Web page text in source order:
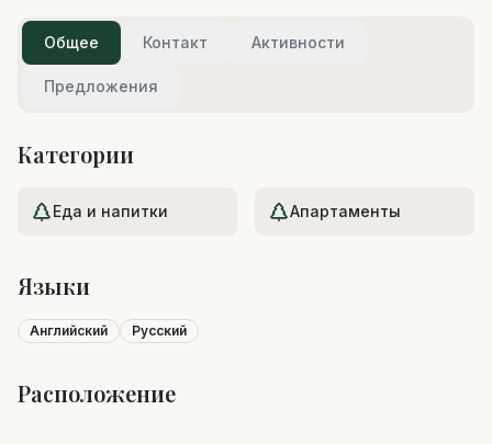
Общее Контакт Активности
Предложения
Категории
Еда и напитки Апартаменты
Языки
Английский Русский
Расположение